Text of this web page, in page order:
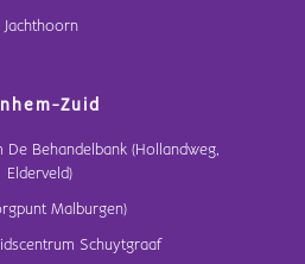
Jachthoorn
Zuid
De Behandelbank (Hollandweg,
Elderveld)
Malburgen)
Schuytgraaf